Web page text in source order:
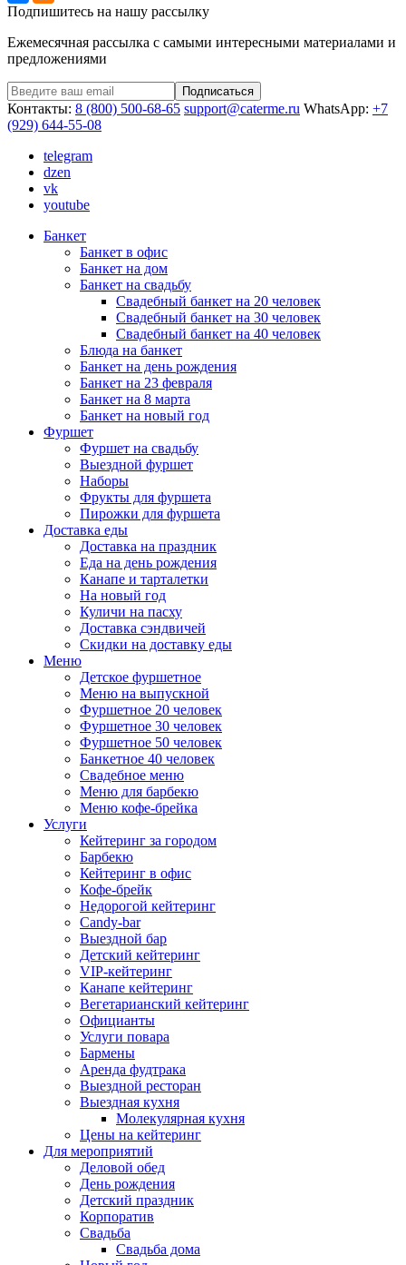
Подпишитесь на нашу рассылку
Ежемесячная рассылка с самыми интересными материалами и
предложениями
Подписаться
Контакты: 8 (800) 500-68-65 support@caterme.ru WhatsApp: +7
(929) 644-55-08
telegram
dzen
vk
youtube
Банкет
Банкет в офис
Банкет на дом
Банкет на свадьбу
Свадебный банкет на 20 человек
Свадебный банкет на 30 человек
Свадебный банкет на 40 человек
Блюда на банкет
Банкет на день рождения
Банкет на 23 февраля
Банкет на 8 марта
Банкет на новый год
Фуршет
Фуршет на свадьбу
Выездной фуршет
Наборы
Фрукты для фуршета
Пирожки для фуршета
Доставка еды
Доставка на праздник
Еда на день рождения
Канапе и тарталетки
На новый год
Куличи на пасху
Доставка сэндвичей
Скидки на доставку еды
Меню
Детское фуршетное
Меню на выпускной
Фуршетное 20 человек
Фуршетное 30 человек
Фуршетное 50 человек
Банкетное 40 человек
Свадебное меню
Меню для барбекю
Меню кофе-брейка
Услуги
Кейтеринг за городом
Барбекю
Кейтеринг в офис
Кофе-брейк
Недорогой кейтеринг
Candy-bar
Выездной бар
Детский кейтеринг
VIP-кейтеринг
Канапе кейтеринг
Вегетарианский кейтеринг
Официанты
Услуги повара
Бармены
Аренда фудтрака
Выездной ресторан
Выездная кухня
Молекулярная кухня
Цены на кейтеринг
Для мероприятий
Деловой обед
День рождения
Детский праздник
Корпоратив
Свадьба
Свадьба дома